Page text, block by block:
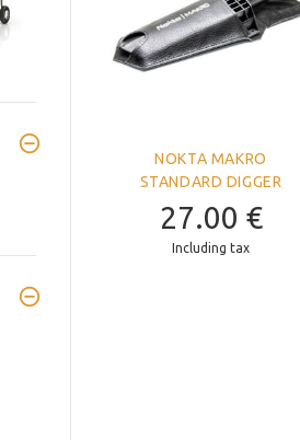
NOKTA MAKRO
STANDARD DIGGER
27.00 €
Including tax